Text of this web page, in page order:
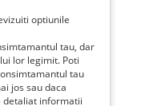
optiunile
tau, dar
lor legimit. Poti
tau
jos sau daca
detaliat informatii